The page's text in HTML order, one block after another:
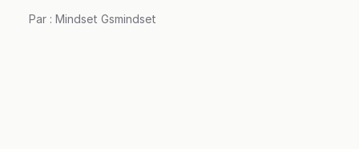
Par : Mindset Gsmindset